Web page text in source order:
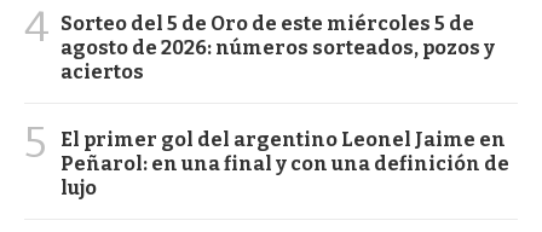
4 Sorteo del 5 de Oro de este miércoles 5 de
agosto de 2026: números sorteados, pozos y
aciertos
5
El primer gol del argentino Leonel Jaime en
Peñarol: en una final y con una definición de
lujo